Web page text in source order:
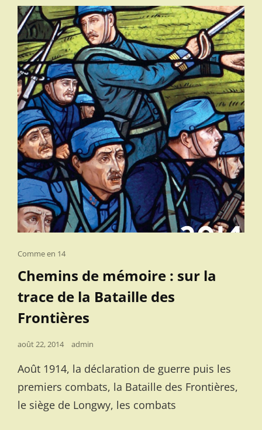
À
FILLIÈRES
ET
BAZAILLES
Cat
Comme en 14
Chemins de mémoire : sur la
trace de la Bataille des
Frontières
Posted
août 22, 2014 admin
Août 1914, la déclaration de guerre puis les
premiers combats, la Bataille des Frontières,
le siège de Longwy, les combats